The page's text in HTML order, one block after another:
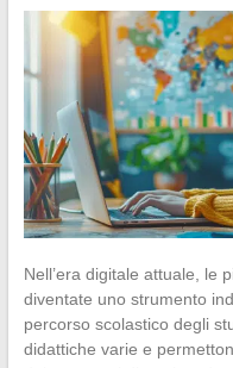
Nell’era digitale attuale, le
diventate uno strumento
percorso scolastico degli
didattiche varie e